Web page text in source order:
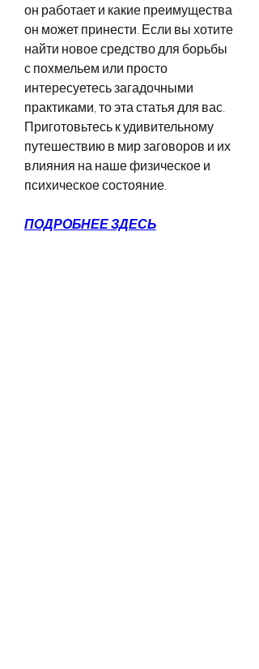
он работает и какие преимущества
он может принести. Если вы хотите
найти новое средство для борьбы
с похмельем или просто
интересуетесь загадочными
практиками, то эта статья для вас.
Приготовьтесь к удивительному
путешествию в мир заговоров и их
влияния на наше физическое и
психическое состояние.
ПОДРОБНЕЕ ЗДЕСЬ